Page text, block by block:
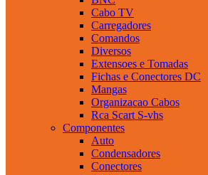
Cabo TV
Carregadores
Comandos
Diversos
Extensoes e Tomadas
Fichas e Conectores DC
Mangas
Organizacao Cabos
Rca Scart S-vhs
Componentes
Auto
Condensadores
Conectores